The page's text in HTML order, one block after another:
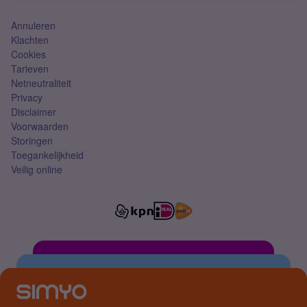
Annuleren
Klachten
Cookies
Tarieven
Netneutraliteit
Privacy
Disclaimer
Voorwaarden
Storingen
Toegankelijkheid
Veilig online